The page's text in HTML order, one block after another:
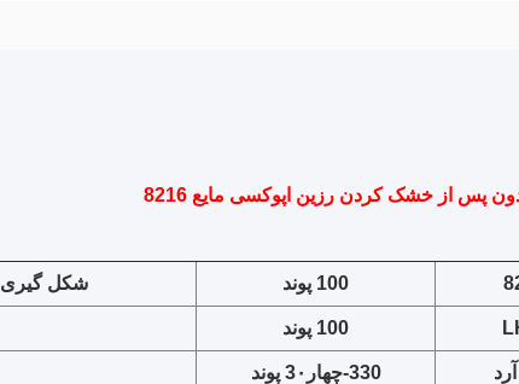
پس از خشک کردن رزین اپوکسی مایع 8216
100 پوند شکل گیری
100 پوند
آرد 330 -چهار 3۰ پوند